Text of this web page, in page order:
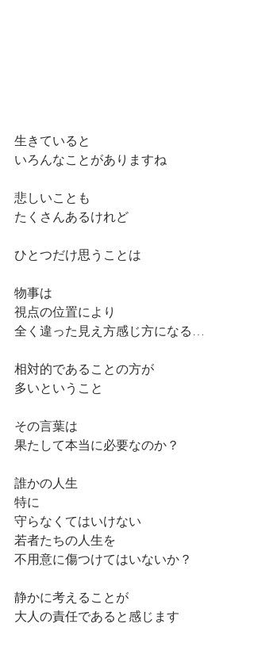
生きていると
いろんなことがありますね
悲しいことも
たくさんあるけれど
ひとつだけ思うことは
物事は
視点の位置により
全く違った見え方感じ方になる…
相対的であることの方が
多いということ
その言葉は
果たして本当に必要なのか？
誰かの人生
特に
守らなくてはいけない
若者たちの人生を
不用意に傷つけてはいないか？
静かに考えることが
大人の責任であると感じます